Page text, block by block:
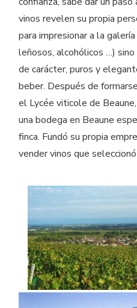
vinos revelen su propia
para impresionar a la
leñosos, alcohólicos …)
de carácter, puros y
beber. Después de
el Lycée viticole de
una bodega en Beaune
finca. Fundó su propia
vender vinos que